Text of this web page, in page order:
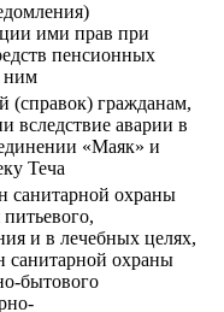
ими прав при
пенсионных
ним
(справок) гражданам,
вследствие аварии в
«Маяк» и
Теча
санитарной охраны
и в лечебных целях,
санитарной охраны
бытового